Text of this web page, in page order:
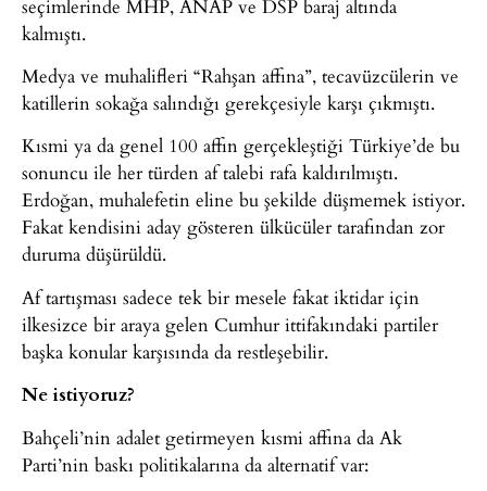
seçimlerinde MHP, ANAP ve DSP baraj altında
kalmıştı.
Medya ve muhalifleri “Rahşan affına”, tecavüzcülerin ve
katillerin sokağa salındığı gerekçesiyle karşı çıkmıştı.
Kısmi ya da genel 100 affın gerçekleştiği Türkiye’de bu
sonuncu ile her türden af talebi rafa kaldırılmıştı.
Erdoğan, muhalefetin eline bu şekilde düşmemek istiyor.
Fakat kendisini aday gösteren ülkücüler tarafından zor
duruma düşürüldü.
Af tartışması sadece tek bir mesele fakat iktidar için
ilkesizce bir araya gelen Cumhur ittifakındaki partiler
başka konular karşısında da restleşebilir.
Ne istiyoruz?
Bahçeli’nin adalet getirmeyen kısmi affına da Ak
Parti’nin baskı politikalarına da alternatif var: